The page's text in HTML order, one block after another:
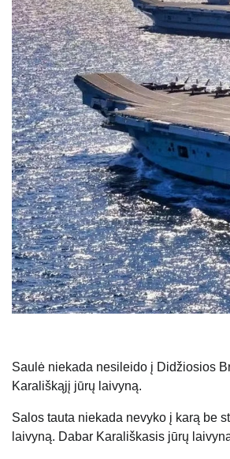
Saulė niekada nesileido į Didžiosios
Karališkąjį jūrų laivyną.
Salos tauta niekada nevyko į karą be
laivyną. Dabar Karališkasis jūrų